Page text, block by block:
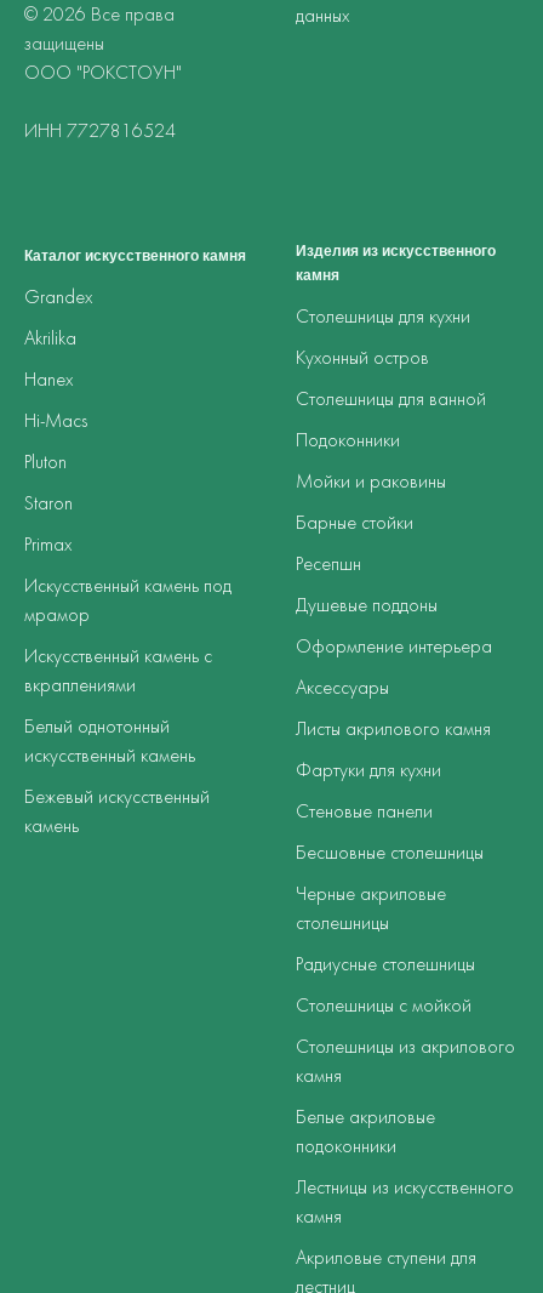
© 2026 Все права
защищены
ООО "РОКСТОУН"
ИНН 7727816524
данных
Каталог искусственного камня
Grandex
Akrilika
Hanex
Hi-Macs
Pluton
Staron
Primax
Искусственный камень под
мрамор
Искусственный камень с
вкраплениями
Белый однотонный
искусственный камень
Бежевый искусственный
камень
Изделия из искусственного
камня
Столешницы для кухни
Кухонный остров
Столешницы для ванной
Подоконники
Мойки и раковины
Барные стойки
Ресепшн
Душевые поддоны
Оформление интерьера
Аксессуары
Листы акрилового камня
Фартуки для кухни
Стеновые панели
Бесшовные столешницы
Черные акриловые
столешницы
Радиусные столешницы
Столешницы с мойкой
Столешницы из акрилового
камня
Белые акриловые
подоконники
Лестницы из искусственного
камня
Акриловые ступени для
лестниц